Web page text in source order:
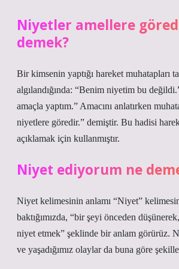
Niyetler amellere
demek?
Bir kimsenin yaptığı hareket muhatapları
algılandığında: “Benim niyetim bu
amaçla yaptım.” Amacını anlatırken
niyetlere göredir.” demiştir. Bu hadisi
açıklamak için kullanmıştır.
Niyet ediyorum ne
Niyet kelimesinin anlamı “Niyet”
baktığımızda, “bir şeyi önceden
niyet etmek” şeklinde bir anlam görürüz.
ve yaşadığımız olaylar da buna göre